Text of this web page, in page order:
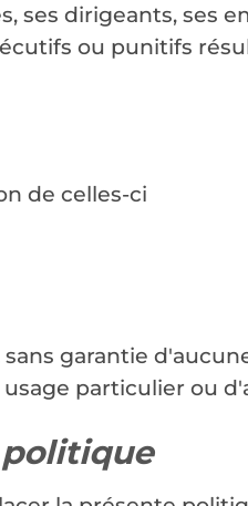
ses dirigeants, ses
ou punitifs
de celles-ci
garantie
particulier ou